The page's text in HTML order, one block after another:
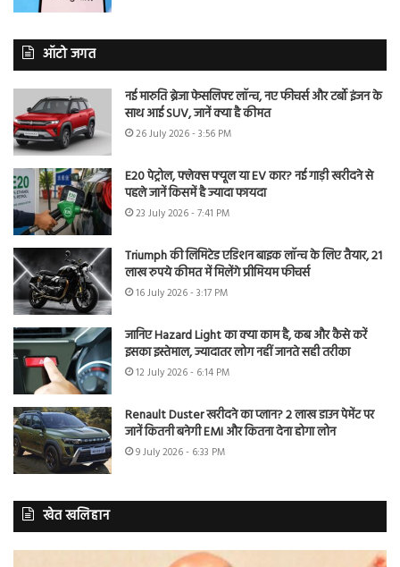
ऑटो जगत
नई मारुति ब्रेजा फेसलिफ्ट लॉन्च, नए फीचर्स और टर्बो इंजन के
साथ आई SUV, जानें क्या है कीमत
26 July 2026 - 3:56 PM
E20 पेट्रोल, फ्लेक्स फ्यूल या EV कार? नई गाड़ी खरीदने से
पहले जानें किसमें है ज्यादा फायदा
23 July 2026 - 7:41 PM
Triumph की लिमिटेड एडिशन बाइक लॉन्च के लिए तैयार, 21
लाख रुपये कीमत में मिलेंगे प्रीमियम फीचर्स
16 July 2026 - 3:17 PM
जानिए Hazard Light का क्या काम है, कब और कैसे करें
इसका इस्तेमाल, ज्यादातर लोग नहीं जानते सही तरीका
12 July 2026 - 6:14 PM
Renault Duster खरीदने का प्लान? 2 लाख डाउन पेमेंट पर
जानें कितनी बनेगी EMI और कितना देना होगा लोन
9 July 2026 - 6:33 PM
खेत खलिहान